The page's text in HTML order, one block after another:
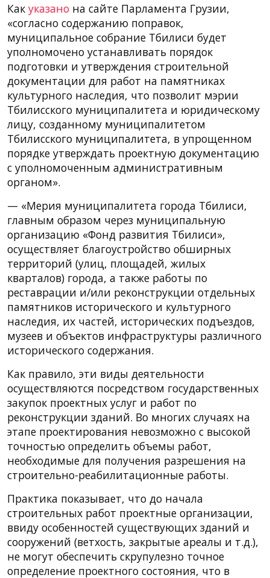
Как указано на сайте Парламента Грузии,
«согласно содержанию поправок,
муниципальное собрание Тбилиси будет
уполномочено устанавливать порядок
подготовки и утверждения строительной
документации для работ на памятниках
культурного наследия, что позволит мэрии
Тбилисского муниципалитета и юридическому
лицу, созданному муниципалитетом
Тбилисского муниципалитета, в упрощенном
порядке утверждать проектную документацию
с уполномоченным административным
органом».
— «Мерия муниципалитета города Тбилиси,
главным образом через муниципальную
организацию «Фонд развития Тбилиси»,
осуществляет благоустройство обширных
территорий (улиц, площадей, жилых
кварталов) города, а также работы по
реставрации и/или реконструкции отдельных
памятников исторического и культурного
наследия, их частей, исторических подъездов,
музеев и объектов инфраструктуры различного
исторического содержания.
Как правило, эти виды деятельности
осуществляются посредством государственных
закупок проектных услуг и работ по
реконструкции зданий. Во многих случаях на
этапе проектирования невозможно с высокой
точностью определить объемы работ,
необходимые для получения разрешения на
строительно-реабилитационные работы.
Практика показывает, что до начала
строительных работ проектные организации,
ввиду особенностей существующих зданий и
сооружений (ветхость, закрытые ареалы и т.д.),
не могут обеспечить скрупулезно точное
определение проектного состояния, что в